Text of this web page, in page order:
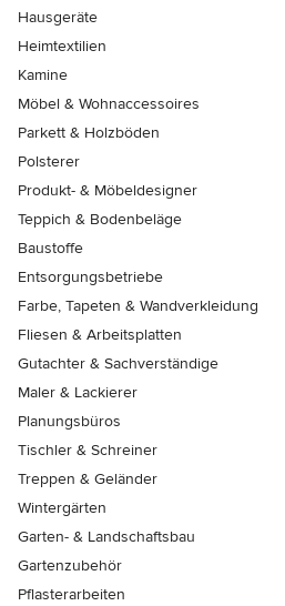
Hausgeräte
Heimtextilien
Kamine
Möbel & Wohnaccessoires
Parkett & Holzböden
Polsterer
Produkt- & Möbeldesigner
Teppich & Bodenbeläge
Baustoffe
Entsorgungsbetriebe
Farbe, Tapeten & Wandverkleidung
Fliesen & Arbeitsplatten
Gutachter & Sachverständige
Maler & Lackierer
Planungsbüros
Tischler & Schreiner
Treppen & Geländer
Wintergärten
Garten- & Landschaftsbau
Gartenzubehör
Pflasterarbeiten